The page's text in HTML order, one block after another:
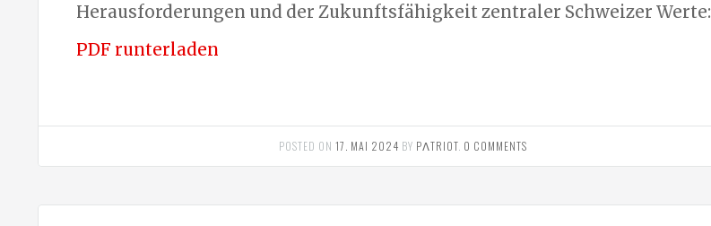
Herausforderungen und der Zukunftsfähigkeit zentraler Schweizer Werte:
PDF runterladen
POSTED ON 17. MAI 2024 BY PΛTRIOT. 0 COMMENTS